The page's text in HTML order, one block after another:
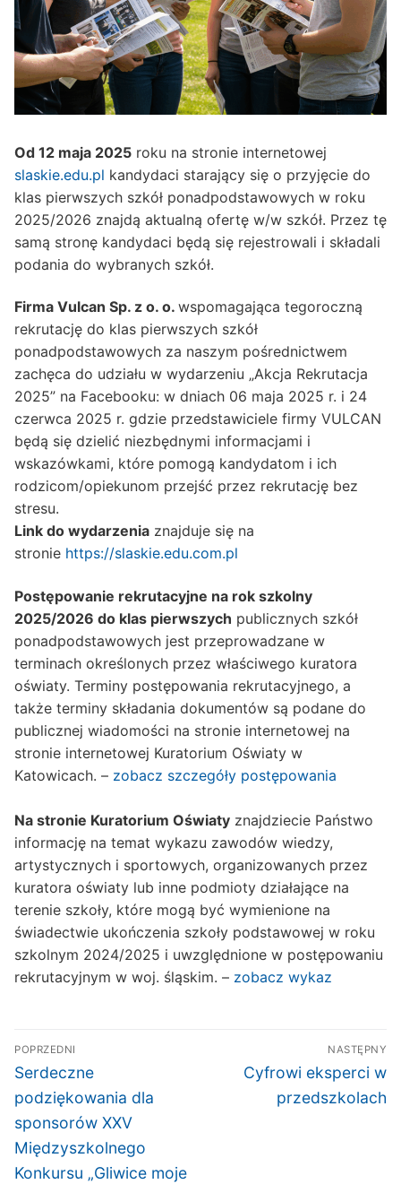
Od 12 maja 2025 roku na stronie internetowej
slaskie.edu.pl kandydaci starający się o przyjęcie do
klas pierwszych szkół ponadpodstawowych w roku
2025/2026 znajdą aktualną ofertę w/w szkół. Przez tę
samą stronę kandydaci będą się rejestrowali i składali
podania do wybranych szkół.
Firma Vulcan Sp. z o. o. wspomagająca tegoroczną
rekrutację do klas pierwszych szkół
ponadpodstawowych za naszym pośrednictwem
zachęca do udziału w wydarzeniu „Akcja Rekrutacja
2025” na Facebooku: w dniach 06 maja 2025 r. i 24
czerwca 2025 r. gdzie przedstawiciele firmy VULCAN
będą się dzielić niezbędnymi informacjami i
wskazówkami, które pomogą kandydatom i ich
rodzicom/opiekunom przejść przez rekrutację bez
stresu.
Link do wydarzenia znajduje się na
stronie https://slaskie.edu.com.pl
Postępowanie rekrutacyjne na rok szkolny
2025/2026 do klas pierwszych publicznych szkół
ponadpodstawowych jest przeprowadzane w
terminach określonych przez właściwego kuratora
oświaty. Terminy postępowania rekrutacyjnego, a
także terminy składania dokumentów są podane do
publicznej wiadomości na stronie internetowej na
stronie internetowej Kuratorium Oświaty w
Katowicach. – zobacz szczegóły postępowania
Na stronie Kuratorium Oświaty znajdziecie Państwo
informację na temat wykazu zawodów wiedzy,
artystycznych i sportowych, organizowanych przez
kuratora oświaty lub inne podmioty działające na
terenie szkoły, które mogą być wymienione na
świadectwie ukończenia szkoły podstawowej w roku
szkolnym 2024/2025 i uwzględnione w postępowaniu
rekrutacyjnym w woj. śląskim. – zobacz wykaz
Nawigacja
wpisu
POPRZEDNI
Poprzedni
wpis:
Serdeczne
podziękowania dla
sponsorów XXV
Międzyszkolnego
Konkursu „Gliwice moje
NASTĘPNY
Następny
Cyfrowi eksperci w
przedszkolach